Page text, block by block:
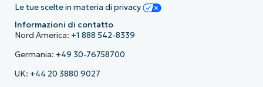
Le tue scelte in materia di privacy
Informazioni di contatto
Nord America: +1 888 542-8339
Germania: +49 30-76758700
UK: +44 20 3880 9027